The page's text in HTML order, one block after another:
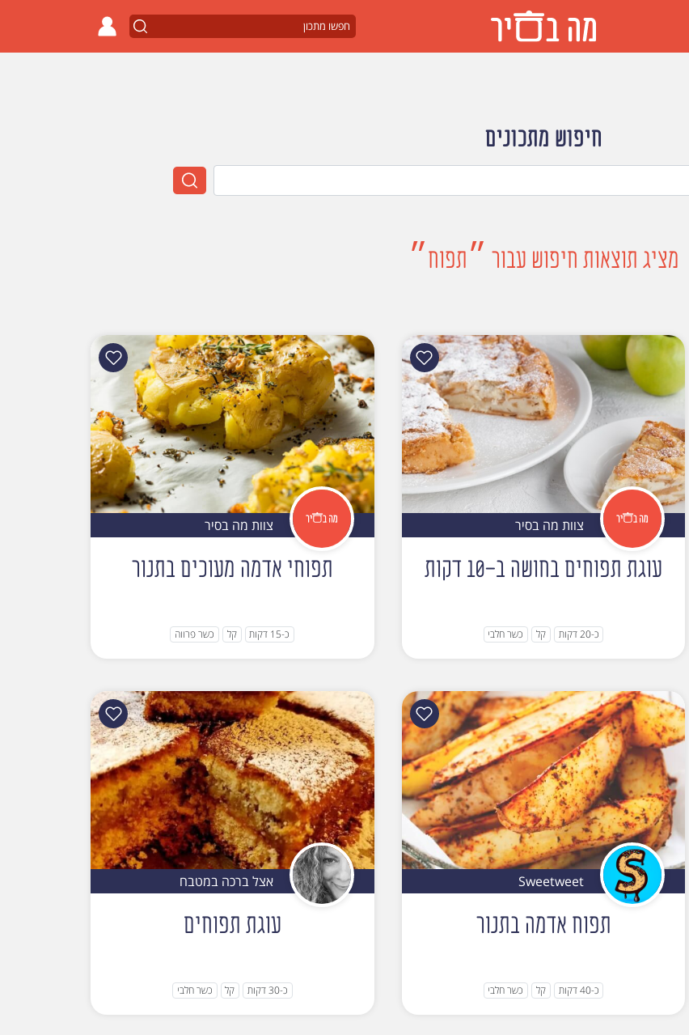
חיפוש מתכונים
מציג תוצאות חיפוש עבור ״תפוח״
צוות מה בסיר
עוגת תפוחים בחושה ב-10 דקות
כ-20 דקות קל כשר חלבי
צוות מה בסיר
תפוחי אדמה מעוכים בתנור
כ-15 דקות קל כשר פרווה
Sweetweet
תפוח אדמה בתנור
כ-40 דקות קל כשר חלבי
אצל ברכה במטבח
עוגת תפוחים
כ-30 דקות קל כשר חלבי